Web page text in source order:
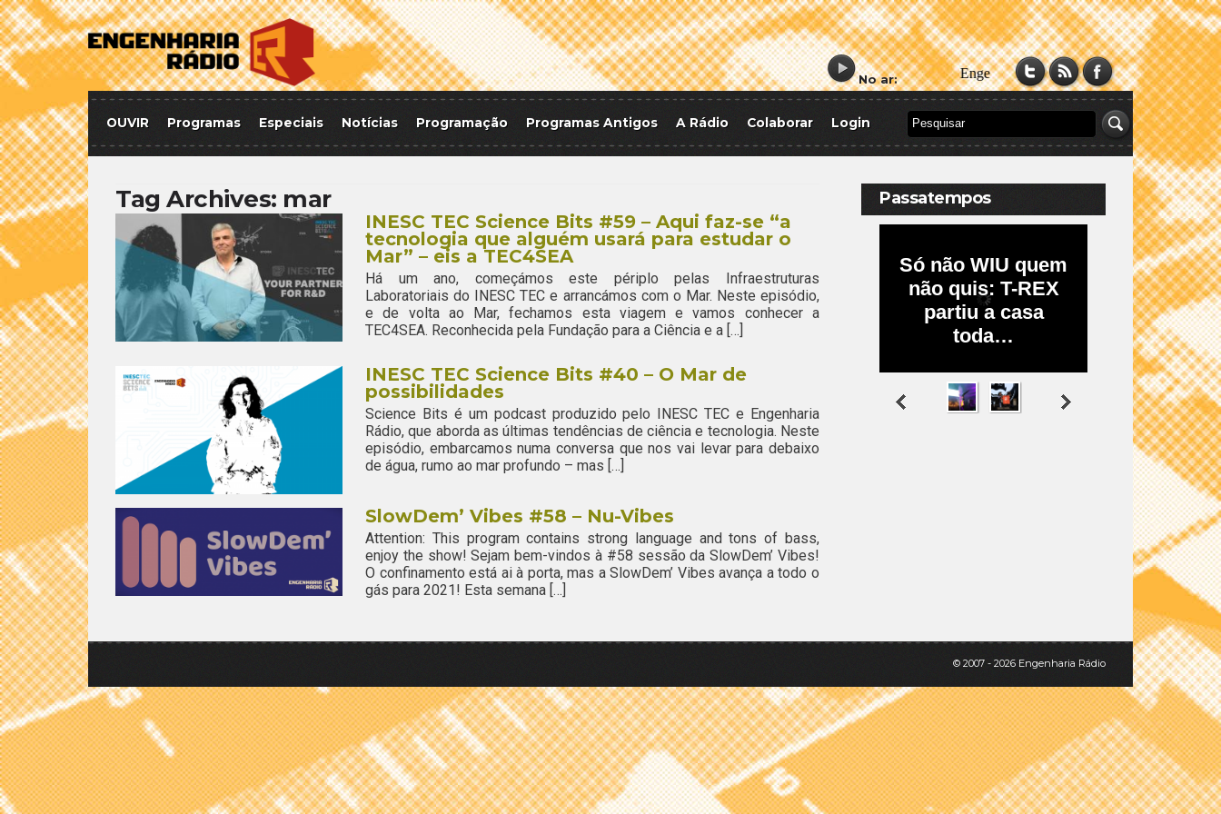
No ar:
OUVIR Programas Especiais Notícias Programação Programas Antigos A Rádio Colaborar Login
Tag Archives: mar
INESC TEC Science Bits #59 – Aqui faz-se “a
tecnologia que alguém usará para estudar o
Mar” – eis a TEC4SEA
Há um ano, começámos este périplo pelas Infraestruturas
Laboratoriais do INESC TEC e arrancámos com o Mar. Neste episódio,
e de volta ao Mar, fechamos esta viagem e vamos conhecer a
TEC4SEA. Reconhecida pela Fundação para a Ciência e a […]
INESC TEC Science Bits #40 – O Mar de
possibilidades
Science Bits é um podcast produzido pelo INESC TEC e Engenharia
Rádio, que aborda as últimas tendências de ciência e tecnologia. Neste
episódio, embarcamos numa conversa que nos vai levar para debaixo
de água, rumo ao mar profundo – mas […]
SlowDem’ Vibes #58 – Nu-Vibes
Attention: This program contains strong language and tons of bass,
enjoy the show! Sejam bem-vindos à #58 sessão da SlowDem’ Vibes!
O confinamento está ai à porta, mas a SlowDem’ Vibes avança a todo o
gás para 2021! Esta semana […]
Passatempos
© 2007 - 2026 Engenharia Rádio